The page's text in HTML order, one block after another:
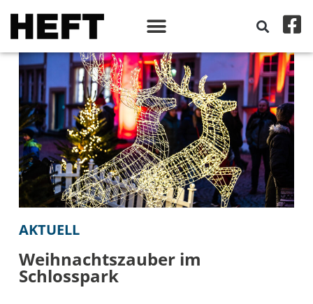
AKTUELL
Weihnachtszauber im
Schlosspark